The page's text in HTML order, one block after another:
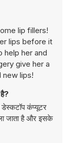
lip fillers!
lips before it
help her and
give her a
new lips!
डेस्कटॉप कंप्यूटर
जाता है और इसके